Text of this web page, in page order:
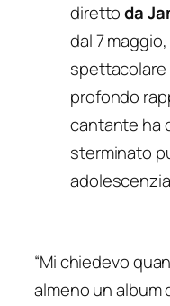
direttoda
dal 7
profondo
cantante ha
sterminato
“Mi chiedevo
almeno un album